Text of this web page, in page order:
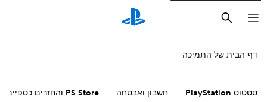
חיפוש
דף הבית של התמיכה
סטטוס PlayStation חשבון ואבטחה PS Store והחזרים כספיים